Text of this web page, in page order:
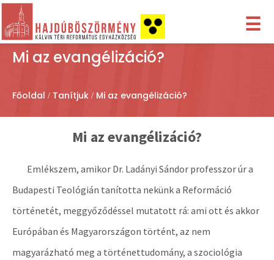
☰
Mi az evangélizáció?
Főoldal Tanítjuk Mi az evangélizáció?
Mi az evangélizáció?
Emlékszem, amikor Dr. Ladányi Sándor professzor úr a
Budapesti Teológián tanította nekünk a Reformáció
történetét, meggyőződéssel mutatott rá: ami ott és akkor
Európában és Magyarországon történt, az nem
magyarázható meg a történettudomány, a szociológia